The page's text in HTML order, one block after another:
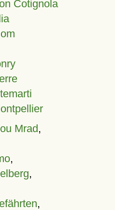
Cotignola
Mrad,
,
,
,